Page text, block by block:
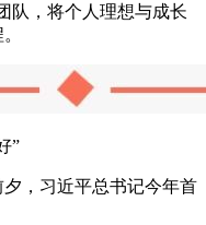
队，将个人理想与成长
”
，习近平总书记今年首